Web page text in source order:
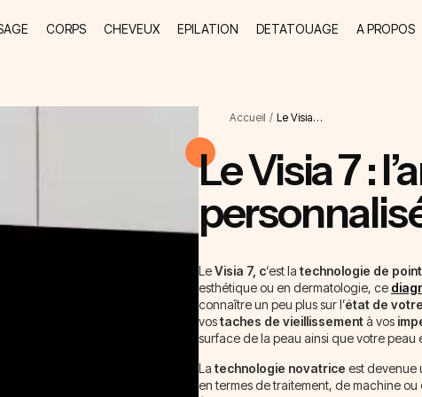
CORPS CHEVEUX EPILATION DETATOUAGE A PROPOS
Accueil / Le Visia…
Le Visia 7 :
LeVisia 7, c‘est la technologie de
esthétique ou en dermatologie, ce
connaître un peu plus sur l’état de
vostaches de vieillissementà vos
surface de la peau ainsi que votre peau
La technologie novatrice est devenue
en termes de traitement, de machine